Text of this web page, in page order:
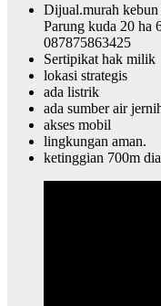
Dijual.murah kebun
Parung kuda 20 ha
087875863425
Sertipikat hak milik
lokasi strategis
ada listrik
ada sumber air
akses mobil
lingkungan aman.
ketinggian 700m